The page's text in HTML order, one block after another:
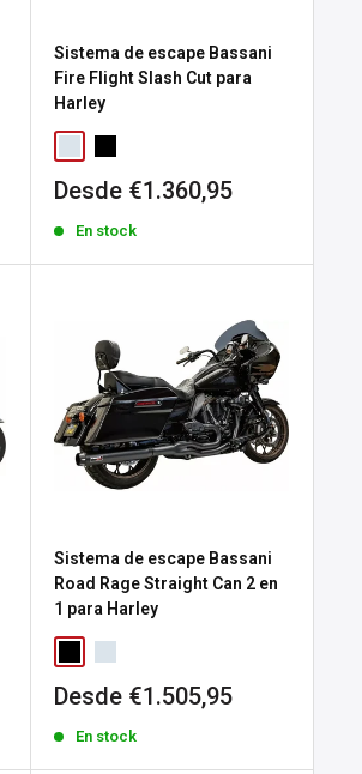
Sistema de escape Bassani
Fire Flight Slash Cut para
Harley
Precio
venta
Desde €1.360,95
En stock
Sistema de escape Bassani
Road Rage Straight Can 2 en
1 para Harley
Precio
venta
Desde €1.505,95
En stock